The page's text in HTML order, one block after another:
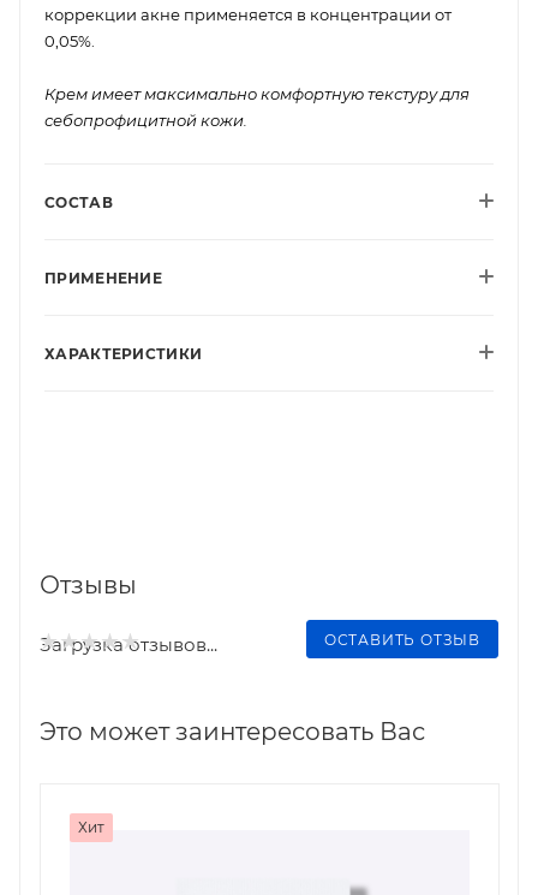
коррекции акне применяется в концентрации от
0,05%.
Крем имеет максимально комфортную текстуру для
себопрофицитной кожи.
СОСТАВ
ПРИМЕНЕНИЕ
ХАРАКТЕРИСТИКИ
Отзывы
ОСТАВИТЬ ОТЗЫВ
Загрузка отзывов...
Это может заинтересовать Вас
Хит